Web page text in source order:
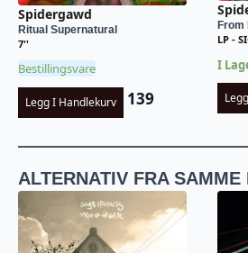
Spidergawd
Ritual Supernatural
7''
Bestillingsvare
Legg I Handlekurv 139
From
LP -
I
ALTERNATIV FRA SAMME